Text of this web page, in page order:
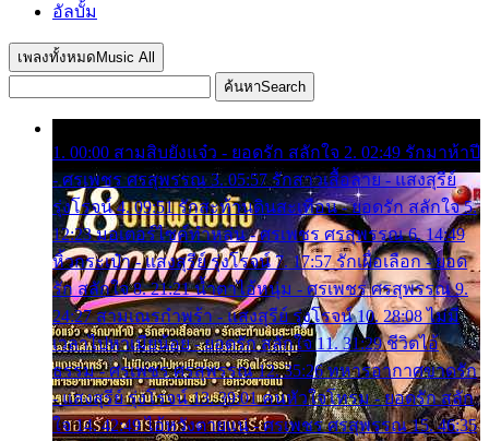
อัลบั้ม
เพลงทั้งหมด Music All
ค้นหาSearch
1. 00:00 สามสิบยังแจ๋ว - ยอดรัก สลักใจ 2. 02:49 รักมาห้าปี
- ศรเพชร ศรสุพรรณ 3. 05:57 รักสาวเสื้อลาย - แสงสุรีย์
รุ่งโรจน์ 4. 09:51 รักสะท้านดินสะเทือน - ยอดรัก สลักใจ 5.
12:23 มอเตอร์ไซค์ทำหล่น - ศรเพชร ศรสุพรรณ 6. 14:49
หิ้วกระเป๋า - แสงสุรีย์ รุ่งโรจน์ 7. 17:57 รักเผื่อเลือก - ยอด
รัก สลักใจ 8. 21:21 น้ำตาไอ้หนุ่ม - ศรเพชร ศรสุพรรณ 9.
24:27 สามเณรกำพร้า - แสงสุรีย์ รุ่งโรจน์ 10. 28:08 ไม่มี
เวลาไปหาเมียน้อย - ยอดรัก สลักใจ 11. 31:29 ชีวิตไอ้
ธรรม - ศรเพชร ศรสุพรรณ 12. 35:26 ทหารอากาศขาดรัก
- แสงสุรีย์ รุ่งโรจน์ 13. 39:01 คนหัวใจโทรม - ยอดรัก สลัก
ใจ 14. 42:49 ไอ้หวังตายแน่ - ศรเพชร ศรสุพรรณ 15. 46:35